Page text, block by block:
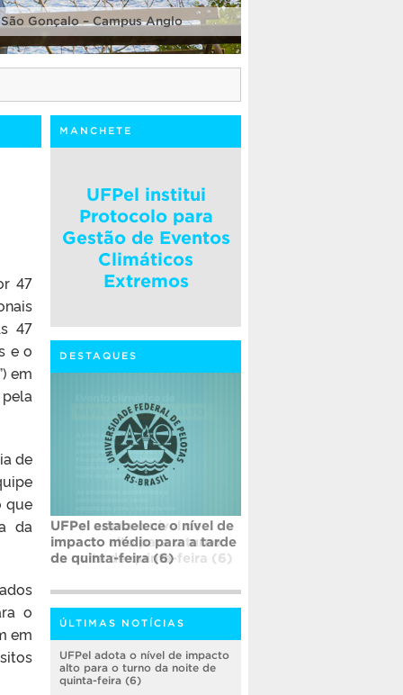
Gonçalo – Campus Anglo
47
47
e o
em
de
que
da
o
em
MANCHETE
UFPel institui
Protocolo para
Gestão de Eventos
Climáticos
Extremos
DESTAQUES
UFPel estabelece o nível de
impacto médio para a tarde
de quinta-feira (6)
ÚLTIMAS NOTÍCIAS
UFPel adota o nível de impacto
alto para o turno da noite de
quinta-feira (6)